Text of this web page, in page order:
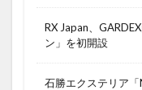
RX Japan、
ン」を初開設
石勝エクステリア「